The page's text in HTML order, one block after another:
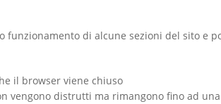
di alcune sezioni del sito e
il browser viene chiuso
vengono distrutti ma rimangono fino ad